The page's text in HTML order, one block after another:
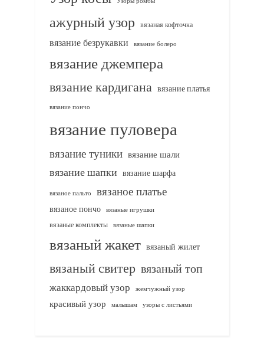
ажурный узор вязаная кофточка
вязание безрукавки вязание болеро
вязание джемпера
вязание кардигана вязание платья
вязание пончо
вязание пуловера
вязание туники вязание шали
вязание шапки вязание шарфа
вязаное пальто вязаное платье
вязаное пончо вязаные игрушки
вязаные комплекты
вязаные шапки
вязаный жакет вязаный жилет
вязаный свитер вязаный топ
жаккардовый узор жемчужный узор
красивый узор малышам узоры с листьями